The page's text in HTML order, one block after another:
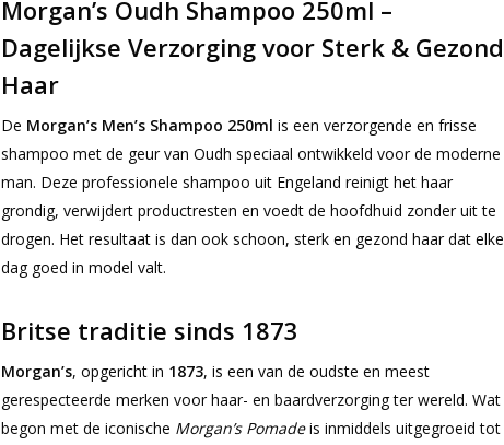
Morgan’s Oudh Shampoo 250ml –
Dagelijkse Verzorging voor Sterk & Gezond
Haar
De Morgan’s Men’s Shampoo 250ml is een verzorgende en frisse
shampoo met de geur van Oudh speciaal ontwikkeld voor de moderne
man. Deze professionele shampoo uit Engeland reinigt het haar
grondig, verwijdert productresten en voedt de hoofdhuid zonder uit te
drogen. Het resultaat is dan ook schoon, sterk en gezond haar dat elke
dag goed in model valt.
Britse traditie sinds 1873
Morgan’s, opgericht in 1873, is een van de oudste en meest
gerespecteerde merken voor haar- en baardverzorging ter wereld. Wat
begon met de iconische Morgan’s Pomadeis inmiddels uitgegroeid tot